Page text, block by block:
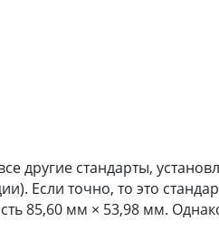
другие стандарты,
Если точно, то это
85,60 мм × 53,98 мм.